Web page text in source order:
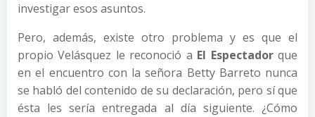
investigar esos asuntos.
Pero, además, existe otro problema y es que el
propio Velásquez le reconoció a El Espectadorque
en el encuentro con la señora Betty Barreto nunca
se habló del contenido de su declaración, pero sí que
ésta les sería entregada al día siguiente. ¿Cómo